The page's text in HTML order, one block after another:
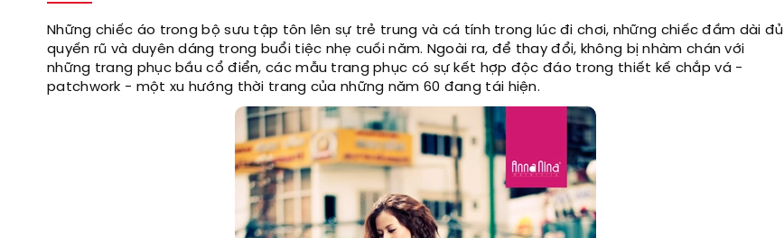
Những chiếc áo trong bộ sưu tập tôn lên sự trẻ trung và cá tính trong lúc đi chơi, những chiếc đầm dài đủ
quyến rũ và duyên dáng trong buổi tiệc nhẹ cuối năm. Ngoài ra, để thay đổi, không bị nhàm chán với
những trang phục bầu cổ điển, các mẫu trang phục có sự kết hợp độc đáo trong thiết kế chắp vá -
patchwork - một xu hướng thời trang của những năm 60 đang tái hiện.